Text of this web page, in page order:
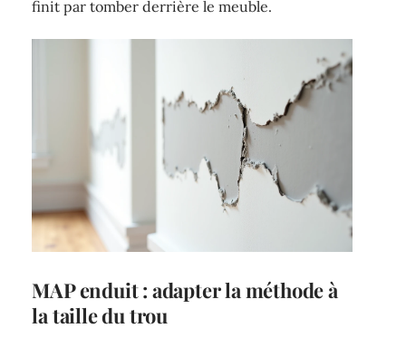
finit par tomber derrière le meuble.
MAP enduit : adapter la méthode à
la taille du trou